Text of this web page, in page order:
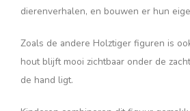
dierenverhalen, en bouwen er hun
Zoals de andere Holztiger figuren is
hout blijft mooi zichtbaar onder de
de hand ligt.